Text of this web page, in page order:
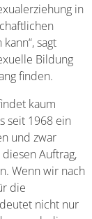
in
sagt
Bildung
finden.
kaum
seit 1968 ein
und zwar
Auftrag,
Wenn wir nach
die
nicht nur